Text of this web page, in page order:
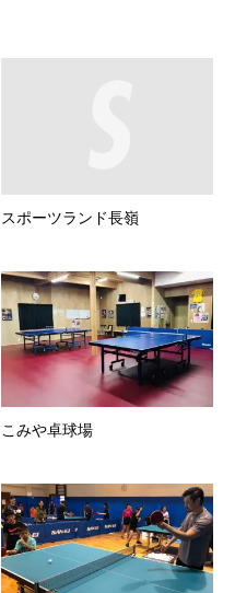
スポーツランド長嶺
こみや卓球場